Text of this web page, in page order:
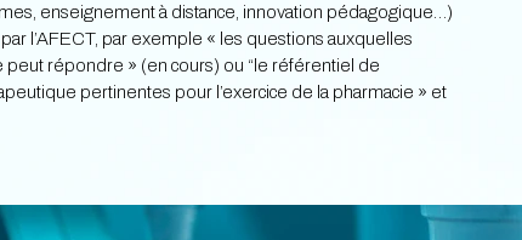
enseignement à distance, innovation pédagogique…)
l’AFECT, par exemple « les questions auxquelles
peut répondre » (en cours) ou “le référentiel de
pertinentes pour l’exercice de la pharmacie » et